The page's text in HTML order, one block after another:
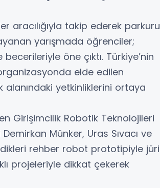
aracılığıyla takip ederek parkuru
yarışmada öğrenciler;
öne çıktı. Türkiye’nin
organizasyonda elde edilen
yetkinliklerini ortaya
Girişimcilik Robotik Teknolojileri
Münker, Uras Sıvacı ve
rehber robot prototipiyle jüri
projeleriyle dikkat çekerek